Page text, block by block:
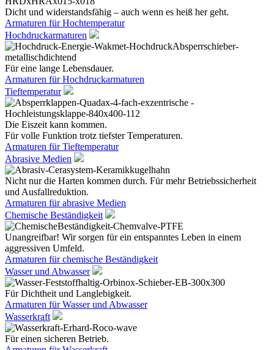
Dicht und widerstandsfähig – auch wenn es heiß her geht.
Armaturen für Hochtemperatur
Hochdruckarmaturen
Für eine lange Lebensdauer.
Armaturen für Hochdruckarmaturen
Tieftemperatur
Die Eiszeit kann kommen.
Für volle Funktion trotz tiefster Temperaturen.
Armaturen für Tieftemperatur
Abrasive Medien
Nicht nur die Harten kommen durch. Für mehr Betriebssicherheit
und Ausfallreduktion.
Armaturen für abrasive Medien
Chemische Beständigkeit
Unangreifbar! Wir sorgen für ein entspanntes Leben in einem
aggressiven Umfeld.
Armaturen für chemische Beständigkeit
Wasser und Abwasser
Für Dichtheit und Langlebigkeit.
Armaturen für Wasser und Abwasser
Wasserkraft
Für einen sicheren Betrieb.